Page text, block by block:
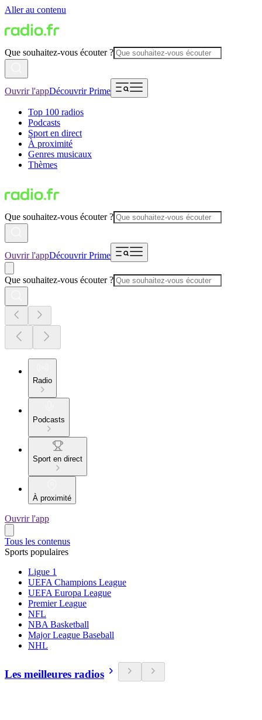
Aller au contenu
Que souhaitez-vous écouter ?
Ouvrir l'appDécouvrir Prime
Top 100 radios
Podcasts
Sport en direct
À proximité
Genres musicaux
Thèmes
Que souhaitez-vous écouter ?
Ouvrir l'appDécouvrir Prime
Que souhaitez-vous écouter ?
Radio
Podcasts
Sport en direct
À proximité
Ouvrir l'app
Tous les contenus
Sports populaires
Ligue 1
UEFA Champions League
UEFA Europa League
Premier League
NFL
NBA Basketball
Major League Baseball
NHL
Les meilleures radios